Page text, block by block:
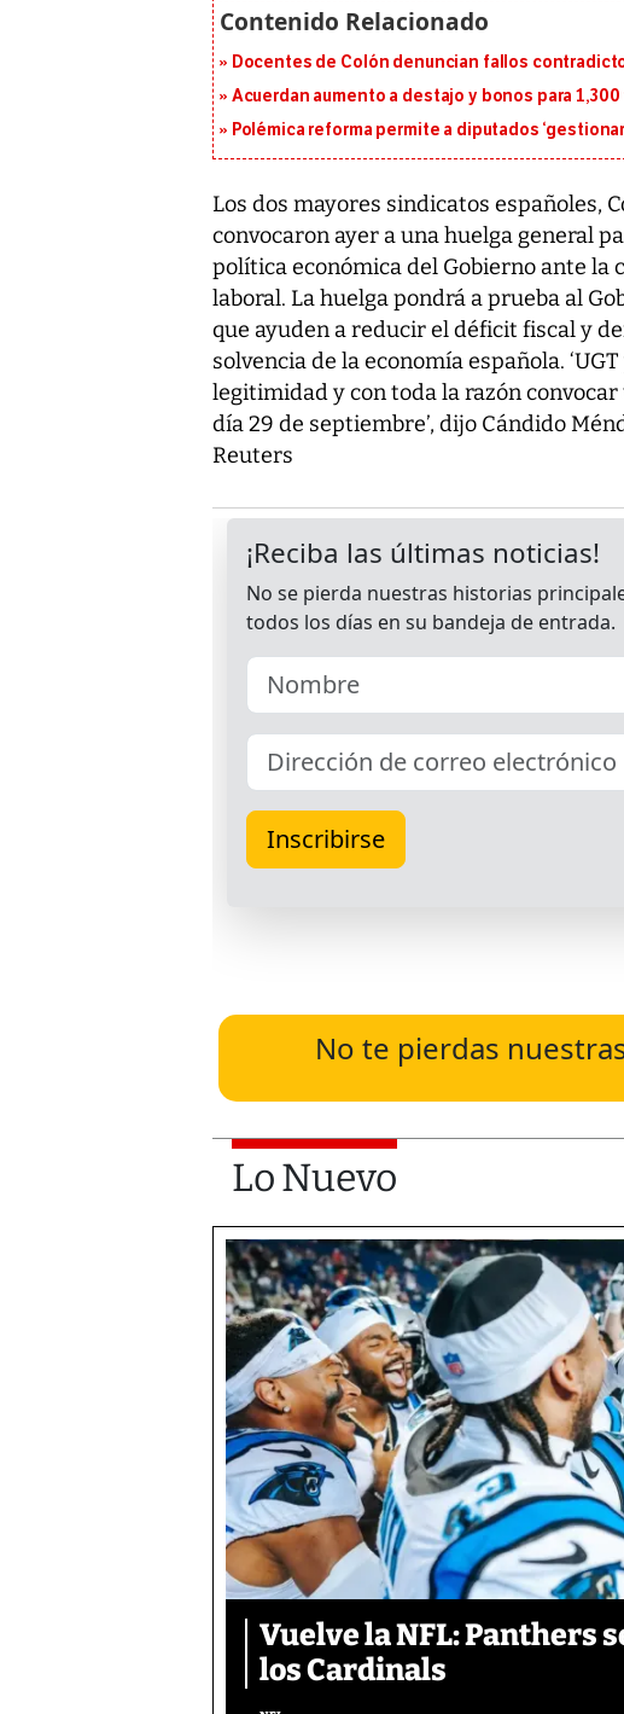
Docentes de Colón denuncian fallos
Acuerdan aumento a destajo y bonos para
Polémica reforma permite a diputados
Los dos mayores sindicatos españoles,
convocaron ayer a una huelga general
política económica del Gobierno ante
laboral. La huelga pondrá a prueba al
que ayuden a reducir el déficit fiscal y
solvencia de la economía española.
legitimidad y con toda la razón
día 29 de septiembre’, dijo Cándido
Reuters
No te pierdas
Lo Nuevo
Vuelve la NFL: Panthers
los Cardinals